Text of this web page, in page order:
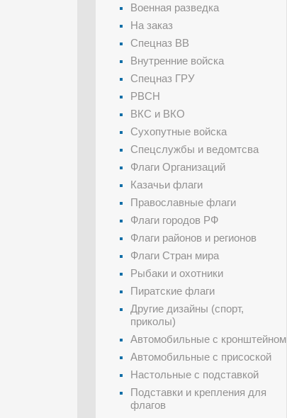
Военная разведка
На заказ
Спецназ ВВ
Внутренние войска
Спецназ ГРУ
РВСН
ВКС и ВКО
Сухопутные войска
Спецслужбы и ведомтсва
Флаги Организаций
Казачьи флаги
Православные флаги
Флаги городов РФ
Флаги районов и регионов
Флаги Стран мира
Рыбаки и охотники
Пиратские флаги
Другие дизайны (спорт,
приколы)
Автомобильные с кронштейном
Автомобильные с присоской
Настольные с подставкой
Подставки и крепления для
флагов